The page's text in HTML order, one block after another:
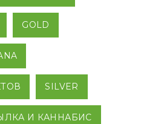
GOLD
SILVER
И КАННАБИС